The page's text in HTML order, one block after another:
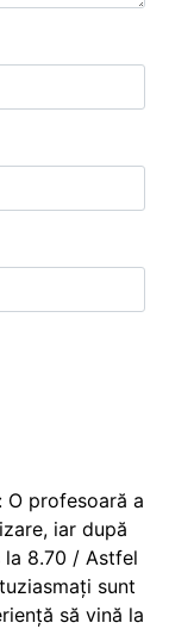
O profesoară a
iar după
8.70 / Astfel
sunt
să vină la